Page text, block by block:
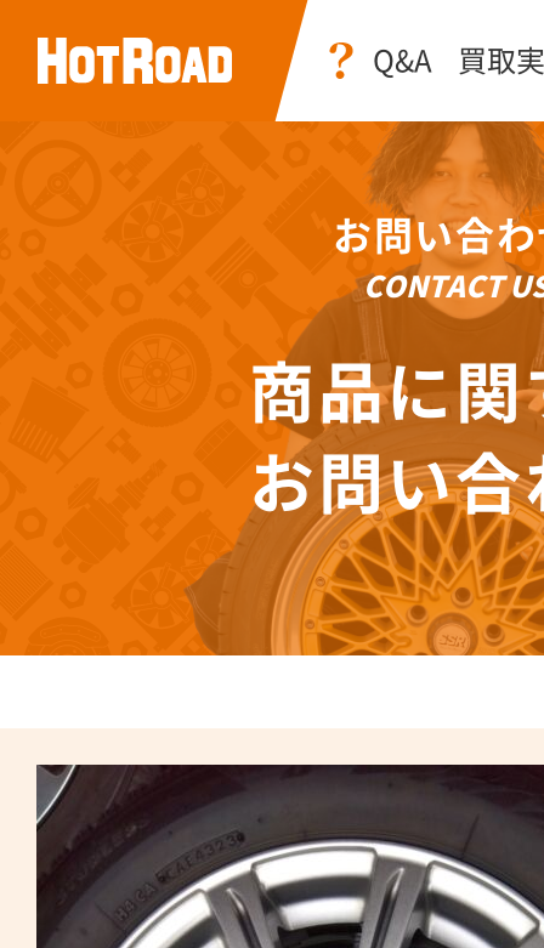
Q&A 買取
お問い合
CONTACT
商品に関
お問い合